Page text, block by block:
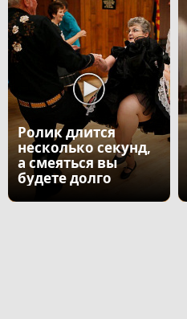
Ролик длится
несколько секунд,
а смеяться вы
будете долго